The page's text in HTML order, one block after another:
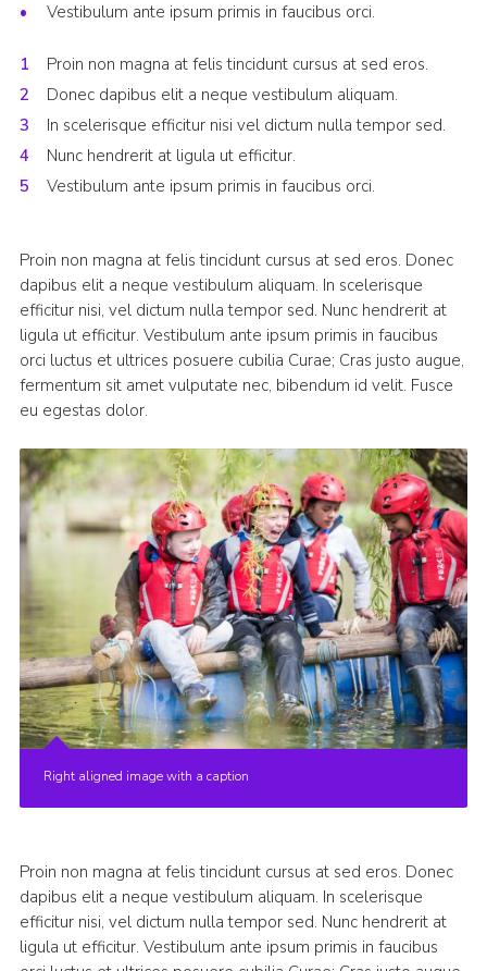
Vestibulum ante ipsum primis in faucibus orci.
Proin non magna at felis tincidunt cursus at sed eros.
Donec dapibus elit a neque vestibulum aliquam.
In scelerisque efficitur nisi vel dictum nulla tempor sed.
Nunc hendrerit at ligula ut efficitur.
Vestibulum ante ipsum primis in faucibus orci.
Proin non magna at felis tincidunt cursus at sed eros. Donec
dapibus elit a neque vestibulum aliquam. In scelerisque
efficitur nisi, vel dictum nulla tempor sed. Nunc hendrerit at
ligula ut efficitur. Vestibulum ante ipsum primis in faucibus
orci luctus et ultrices posuere cubilia Curae; Cras justo augue,
fermentum sit amet vulputate nec, bibendum id velit. Fusce
eu egestas dolor.
Right aligned image with a caption
Proin non magna at felis tincidunt cursus at sed eros. Donec
dapibus elit a neque vestibulum aliquam. In scelerisque
efficitur nisi, vel dictum nulla tempor sed. Nunc hendrerit at
ligula ut efficitur. Vestibulum ante ipsum primis in faucibus